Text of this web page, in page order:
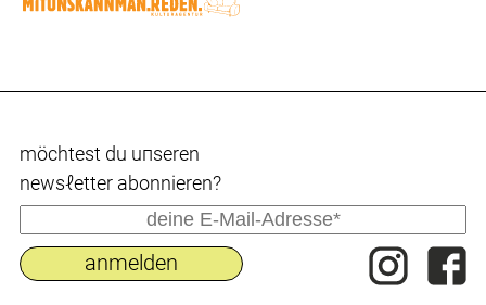
möchtest du uпseren
newsℓetter abonnieren?